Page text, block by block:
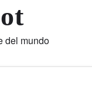
del mundo